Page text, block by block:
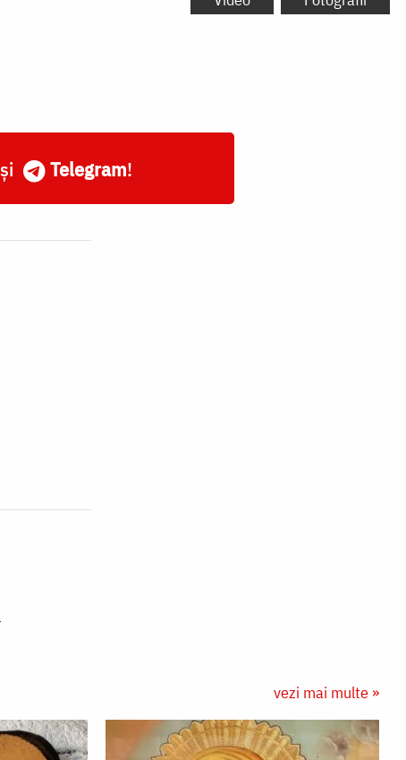
și Telegram!
vezi mai multe »